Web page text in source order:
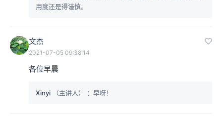
用度还是得谨慎。
文杰
2021-07-05 09:38:14
各位早晨
Xinyi （主讲人） ：早呀！